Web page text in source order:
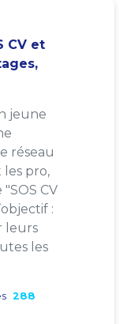
CV et
jeune
réseau
pro,
CV
:
leurs
les
288